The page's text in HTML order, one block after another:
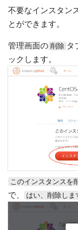
不要なインスタン
とができます。
管理画面の 削除 タ
ックします。
このインスタンスを
で、
はい、削除しま